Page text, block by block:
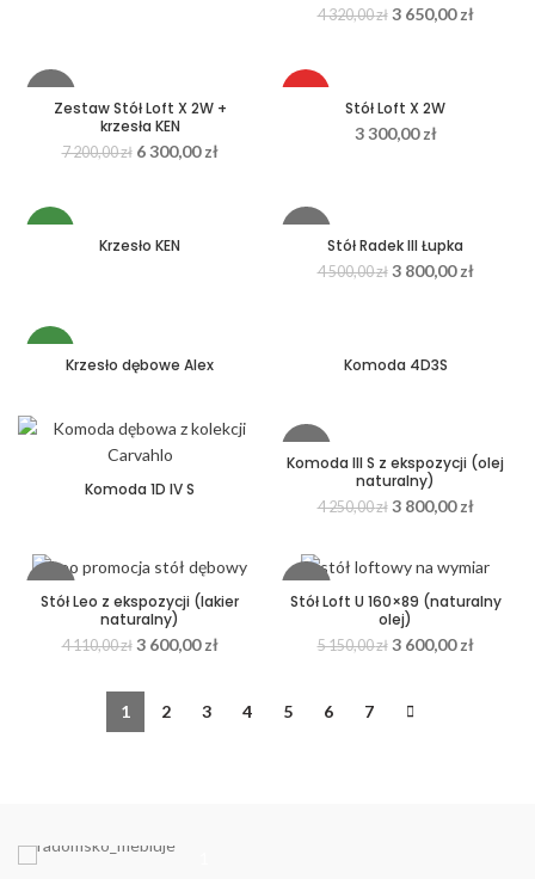
4 320,00zł 3 650,00zł
HOT
Zestaw Stół Loft X 2W +
krzesła KEN
7 200,00zł 6 300,00zł
Stół Loft X 2W
3 300,00zł
Krzesło KEN Stół Radek III Łupka
4 500,00zł 3 800,00zł
Krzesło dębowe Alex Komoda 4D3S
Komoda 1D IV S
Komoda III S z ekspozycji (olej
naturalny)
4 250,00zł 3 800,00zł
-12%
Stół Leo z ekspozycji (lakier
naturalny)
4 110,00zł 3 600,00zł
-30%
Stół Loft U 160×89 (naturalny
olej)
5 150,00zł 3 600,00zł
1 2 3 4 5 6 7